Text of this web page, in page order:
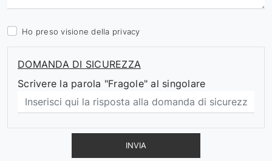
Ho preso visione della privacy
DOMANDA DI SICUREZZA
Scrivere la parola "Fragole" al singolare
INVIA